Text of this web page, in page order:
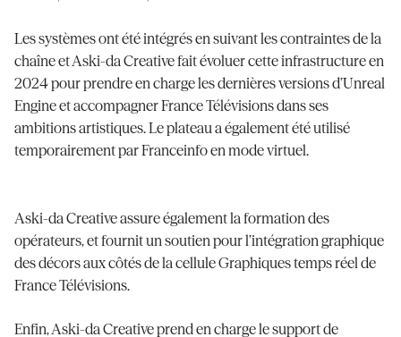
Les systèmes ont été intégrés en suivant les contraintes de la
chaîne et Aski-da Creative fait évoluer cette infrastructure en
2024 pour prendre en charge les dernières versions d’Unreal
Engine et accompagner France Télévisions dans ses
ambitions artistiques. Le plateau a également été utilisé
temporairement par Franceinfo en mode virtuel.
Aski-da Creative assure également la formation des
opérateurs, et fournit un soutien pour l’intégration graphique
des décors aux côtés de la cellule Graphiques temps réel de
France Télévisions.
Enfin, Aski-da Creative prend en charge le support de